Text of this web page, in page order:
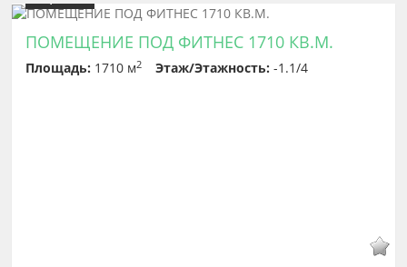
ПОМЕЩЕНИЕ ПОД ФИТНЕС 1710 КВ.М.
Площадь: 1710 м2 Этаж/Этажность:-1.1/4